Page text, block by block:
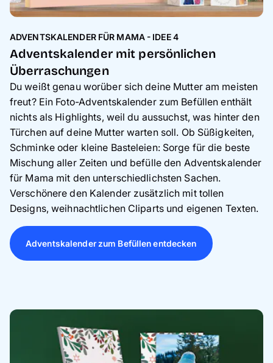
ADVENTSKALENDER FÜR MAMA - IDEE 4
Adventskalender mit persönlichen
Überraschungen
Du weißt genau worüber sich deine Mutter am meisten
freut? Ein Foto-Adventskalender zum Befüllen enthält
nichts als Highlights, weil du aussuchst, was hinter den
Türchen auf deine Mutter warten soll. Ob Süßigkeiten,
Schminke oder kleine Basteleien: Sorge für die beste
Mischung aller Zeiten und befülle den Adventskalender
für Mama mit den unterschiedlichsten Sachen.
Verschönere den Kalender zusätzlich mit tollen
Designs, weihnachtlichen Cliparts und eigenen Texten.
Adventskalender zum Befüllen entdecken